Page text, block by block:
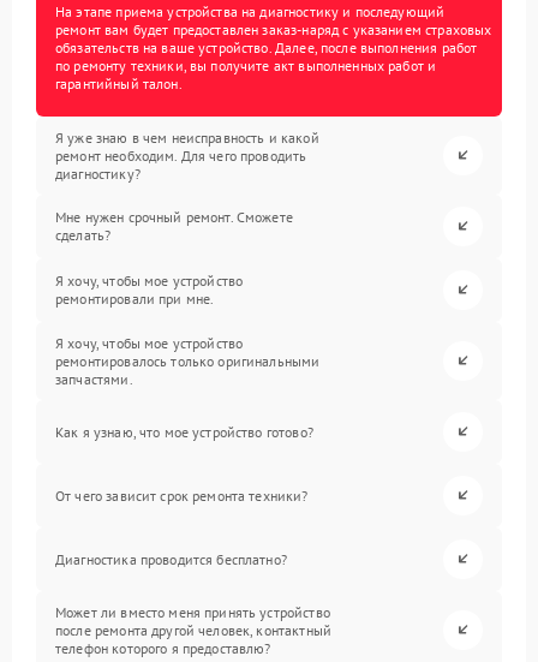
На этапе приема устройства на диагностику и последующий
ремонт вам будет предоставлен заказ-наряд с указанием страховых
обязательств на ваше устройство. Далее, после выполнения работ
по ремонту техники, вы получите акт выполненных работ и
гарантийный талон.
Я уже знаю в чем неисправность и какой
ремонт необходим. Для чего проводить
диагностику?
Мне нужен срочный ремонт. Сможете
сделать?
Я хочу, чтобы мое устройство
ремонтировали при мне.
Я хочу, чтобы мое устройство
ремонтировалось только оригинальными
запчастями.
Как я узнаю, что мое устройство готово?
От чего зависит срок ремонта техники?
Диагностика проводится бесплатно?
Может ли вместо меня принять устройство
после ремонта другой человек, контактный
телефон которого я предоставлю?